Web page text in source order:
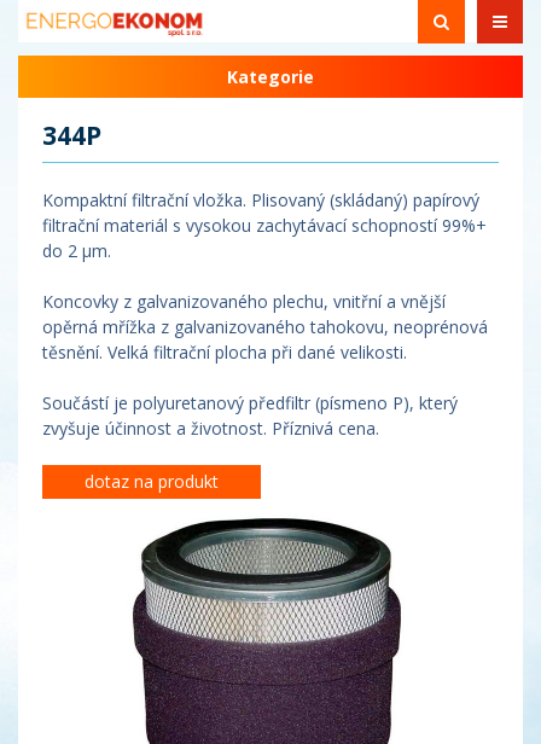
Kategorie
344P
Kompaktní filtrační vložka. Plisovaný (skládaný) papírový
filtrační materiál s vysokou zachytávací schopností 99%+
do 2 µm.
Koncovky z galvanizovaného plechu, vnitřní a vnější
opěrná mřížka z galvanizovaného tahokovu, neoprénová
těsnění. Velká filtrační plocha při dané velikosti.
Součástí je polyuretanový předfiltr (písmeno P), který
zvyšuje účinnost a životnost. Příznivá cena.
dotaz na produkt